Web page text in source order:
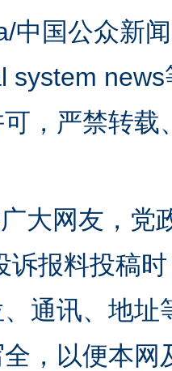
中国公众新
system
，严禁转
大网友，党
诉报料投稿
通讯、地
，以便本